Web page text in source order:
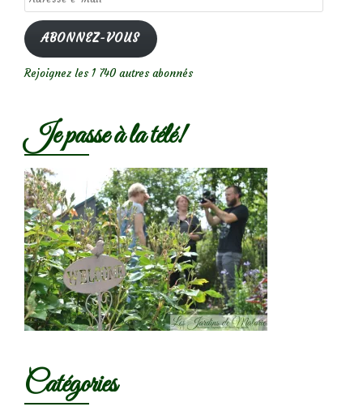
e-
mail
ABONNEZ-VOUS
Rejoignez les 1 740 autres abonnés
Je passe à la télé!
Catégories